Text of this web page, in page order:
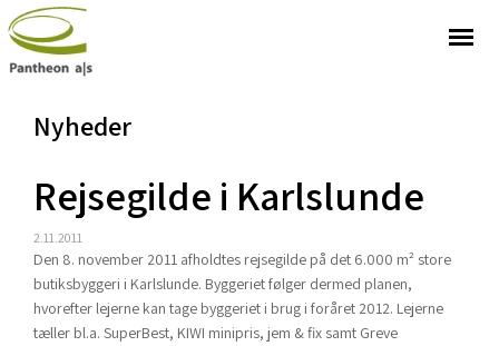
Nyheder
Rejsegilde i Karlslunde
2.11.2011
Den 8. november 2011 afholdtes rejsegilde på det 6.000 m² store
butiksbyggeri i Karlslunde. Byggeriet følger dermed planen,
hvorefter lejerne kan tage byggeriet i brug i foråret 2012. Lejerne
tæller bl.a. SuperBest, KIWI minipris, jem & fix samt Greve